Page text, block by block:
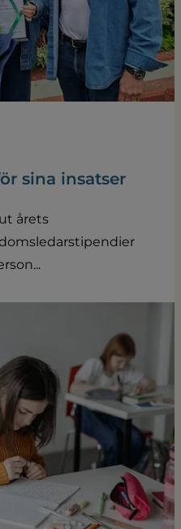
sina insatser
årets